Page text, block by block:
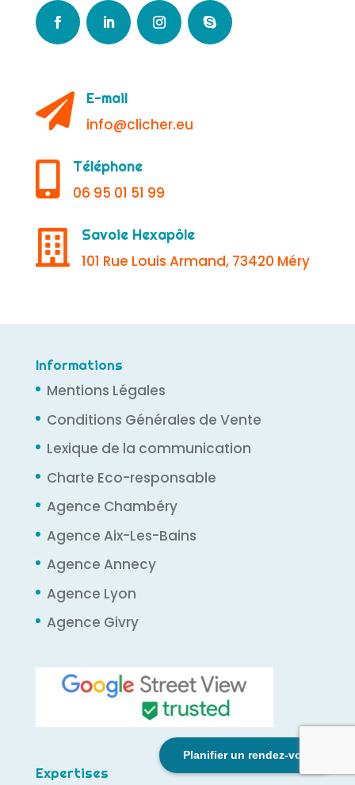
Planifier un rendez-vous
 E-mail
info@clicher.eu
 Téléphone
06 95 01 51 99
 Savoie Hexapôle
101 Rue Louis Armand, 73420 Méry
Informations
Mentions Légales
Conditions Générales de Vente
Lexique de la communication
Charte Eco-responsable
Agence Chambéry
Agence Aix-Les-Bains
Agence Annecy
Agence Lyon
Agence Givry
Expertises